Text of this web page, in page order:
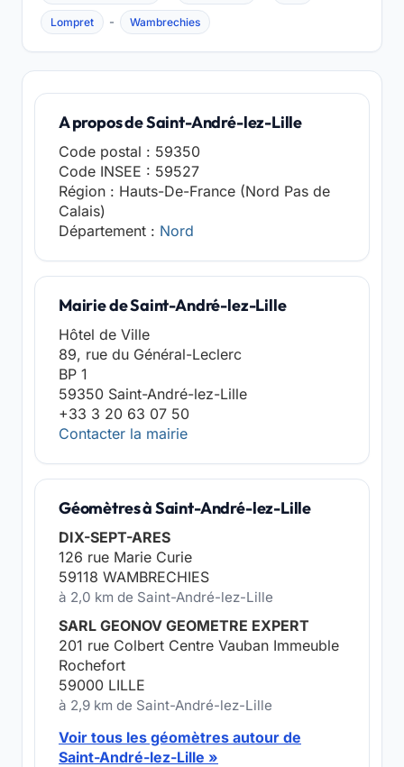
Lompret - Wambrechies
A propos de Saint-André-lez-Lille
Code postal : 59350
Code INSEE : 59527
Région : Hauts-De-France (Nord Pas de
Calais)
Département : Nord
Mairie de Saint-André-lez-Lille
Hôtel de Ville
89, rue du Général-Leclerc
BP 1
59350 Saint-André-lez-Lille
+33 3 20 63 07 50
Contacter la mairie
Géomètres à Saint-André-lez-Lille
DIX-SEPT-ARES
126 rue Marie Curie
59118 WAMBRECHIES
à 2,0 km de Saint-André-lez-Lille
SARL GEONOV GEOMETRE EXPERT
201 rue Colbert Centre Vauban Immeuble
Rochefort
59000 LILLE
à 2,9 km de Saint-André-lez-Lille
Voir tous les géomètres autour de
Saint-André-lez-Lille »